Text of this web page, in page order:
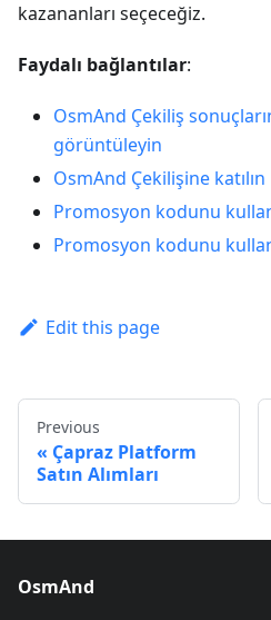
kazananları seçeceğiz.
Faydalı bağlantılar:
OsmAnd Çekiliş
görüntüleyin
OsmAnd Çekilişine katılın
Promosyon kodunu
Promosyon kodunu
Edit this page
Previous
Çapraz Platform
Satın Alımları
OsmAnd